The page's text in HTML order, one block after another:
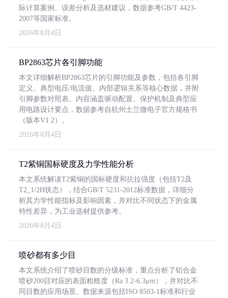
际计算案例、误差分析及选材建议，数据参考GB/T 4423-
2007等国家标准。
2026年8月4日
BP2863芯片各引脚功能
本文详细解析BP2863芯片的引脚功能及参数，包括各引脚
定义、典型电压/电流值、内部逻辑关系等核心数据，并附
引脚参数对照表。内容涵盖驱动配置、保护机制及典型应
用电路设计要点，数据参考自杭州士兰微电子官方规格书
（版本V1.2）。
2026年8月4日
T2紫铜国标硬度及力学性能分析
本文系统解读T2紫铜的国标硬度和抗拉强度（包括T2及
T2_1/2H状态），结合GB/T 5231-2012标准数据，详细分
析其力学性能指标及影响因素，并对比不同状态下的金属
特性差异，为工业选材提供参考。
2026年8月4日
喷砂都有多少目
本文系统介绍了喷砂目数的分级标准，重点分析了铝合金
喷砂200目对应的表面粗糙度（Ra 3.2-6.3μm），并对比不
同目数的应用场景。数据来源包括ISO 8503-1标准和行业